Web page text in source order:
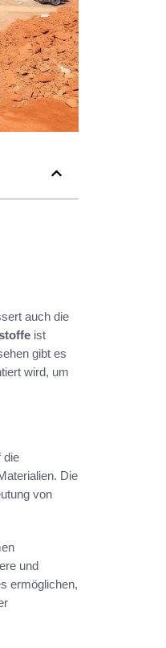
auch die
ist
gibt es
wird, um
die
Die
von
und
ermöglichen,